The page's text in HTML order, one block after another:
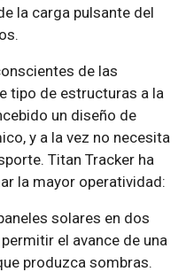
la carga pulsante del
de las
tipo de estructuras a la
un diseño de
y a la vez no necesita
Titan Tracker ha
la mayor operatividad:
solares en dos
el avance de una
produzca sombras.